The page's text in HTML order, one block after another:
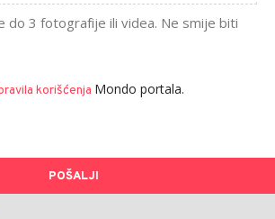
do 3 fotografije ili videa. Ne smije biti
korišćenja Mondo portala.
POŠALJI